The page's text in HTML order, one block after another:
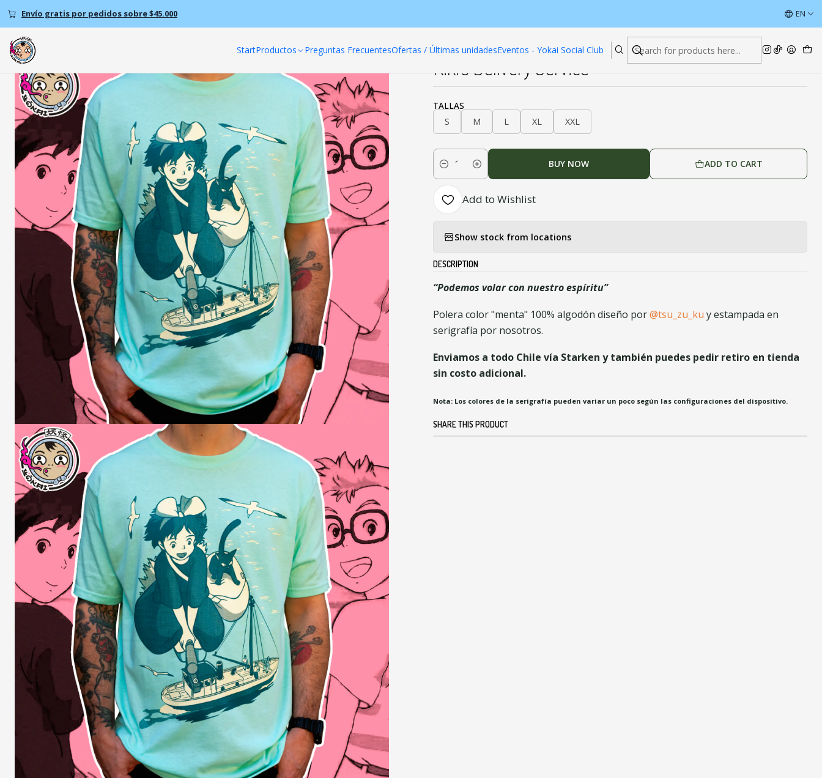
StartProductos Preguntas FrecuentesOfertas / Últimas unidadesEventos - Yokai Social Club
Envío gratis por pedidos sobre $45.000 Read more
EN
|
Kiki's Delivery Service
TALLAS
S
M L XL XXL
Quantity
ADD TO CART
BUY NOW
Add to Wishlist
Show stock from locations
DESCRIPTION
“Podemos volar con nuestro espíritu”
Polera color "menta" 100% algodón diseño por@tsu_zu_ku y estampada en
serigrafía por nosotros.
Enviamos a todo Chile vía Starken y también puedes pedir retiro en tienda
sin costo adicional.
Nota: Los colores de la serigrafía pueden variar un poco según las configuraciones del dispositivo.
SHARE THIS PRODUCT